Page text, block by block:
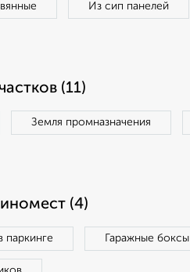
Из сип панелей
(11)
Земля промназначения
(4)
Гаражные боксы